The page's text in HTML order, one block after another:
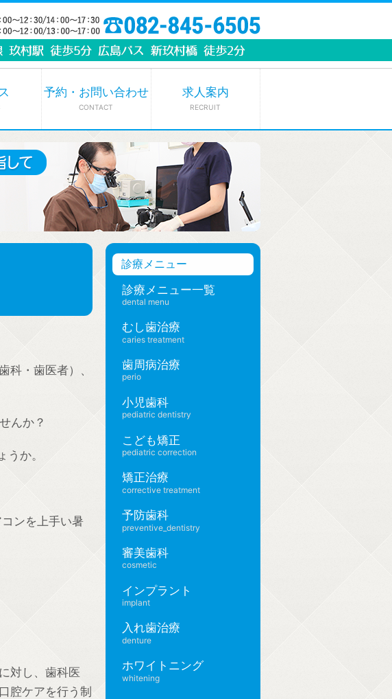
予約・お問い合わせ
CONTACT
求人案内
RECRUIT
科・歯医者）、
んか？
か。
ンを上手い暑
対し、歯科医
腔ケアを行う制
診療メニュー
診療メニュー一覧
dental menu
むし歯治療
caries treatment
歯周病治療
perio
小児歯科
pediatric dentistry
こども矯正
pediatric correction
矯正治療
corrective treatment
予防歯科
preventive_dentistry
審美歯科
cosmetic
インプラント
implant
入れ歯治療
denture
ホワイトニング
whitening